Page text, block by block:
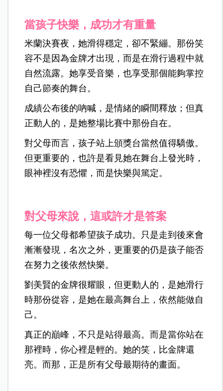
當孩子快樂，成功才有重量
米蘭決賽夜，她滑得穩定，卻不緊繃。那份笑
容不是因為金牌才出現，而是在滑行過程中就
自然流露。她享受音樂，也享受那個能夠掌控
自己節奏的舞台。
成績公布後的吶喊，是情緒的瞬間釋放 ；但真
正動人的，是她整場比賽中那份自在。
對父母而言，孩子站上頒獎台當然值得驕傲。
但更重要的，也許是看見她在舞台上發光時，
眼神裡沒有恐懼，而是快樂與篤定。
對父母來說，這或許才是答案
每一位父母都希望孩子成功。
只是走到後來會
漸漸發現，名次之外，更重要的仍是孩子能否
在努力之後依然快樂。
劉美賢的金牌很耀眼，但更動人的，是她滑行
時那份從容，是她在最高舞台上，依然能做自
己。
真正的巔峰，不只是站得最高。而是當你站在
那裡時，你心裡是輕的。她的笑，比金牌還
亮。而那，正是所有父母最期待的畫面。